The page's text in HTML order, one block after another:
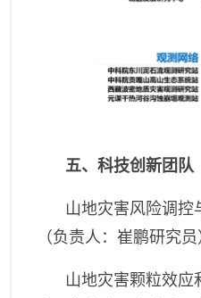
五、科技创新团队
山地灾害风险调控
（负责人：崔鹏研究员
山地灾害颗粒效应